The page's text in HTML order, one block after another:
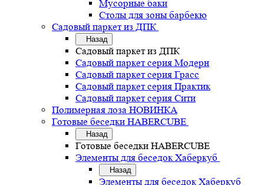
Мусорные баки
Столы для зоны барбекю
Садовый паркет из ДПК
Назад
Садовый паркет из ДПК
Садовый паркет серия Mодерн
Садовый паркет серия Грасс
Садовый паркет серия Практик
Садовый паркет серия Сити
Полимерная лоза НОВИНКА
Готовые беседки HABERCUBE
Назад
Готовые беседки HABERCUBE
Элементы для беседок Хаберкуб
Назад
Элементы для беседок Хаберкуб